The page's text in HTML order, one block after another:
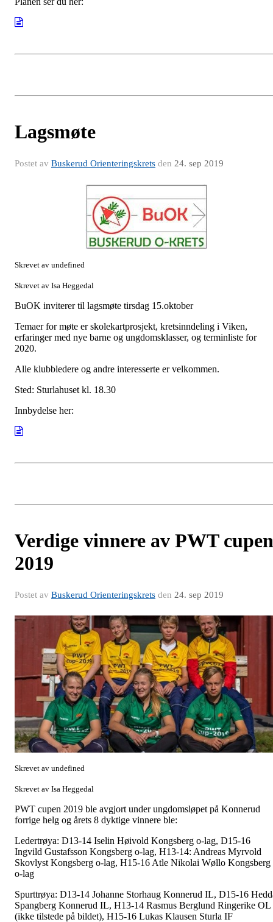
Lagsmøte
Postet av Buskerud Orienteringskrets den 24. sep 2019
Skrevet av undefined
Skrevet av Isa Heggedal
BuOK inviterer til lagsmøte tirsdag 15.oktober
Temaer for møte er skolekartprosjekt, kretsinndeling i Viken,
erfaringer med nye barne og ungdomsklasser, og terminliste for
2020.
Alle klubbledere og andre interesserte er velkommen.
Sted: Sturlahuset kl. 18.30
Innbydelse her:
Verdige vinnere av PWT cupen
2019
Postet av Buskerud Orienteringskrets den 24. sep 2019
Skrevet av undefined
Skrevet av Isa Heggedal
PWT cupen 2019 ble avgjort under ungdomsløpet på Konnerud
forrige helg og årets 8 dyktige vinnere ble:
Ledertrøya: D13-14 Iselin Høivold Kongsberg o-lag, D15-16
Ingvild Gustafsson Kongsberg o-lag, H13-14: Andreas Myrvold
Skovlyst Kongsberg o-lag, H15-16 Atle Nikolai Wøllo Kongsberg
o-lag
Spurttrøya: D13-14 Johanne Storhaug Konnerud IL, D15-16
Spangberg Konnerud IL, H13-14 Rasmus Berglund Ringerike OL
(ikke tilstede på bildet), H15-16 Lukas Klausen Sturla IF